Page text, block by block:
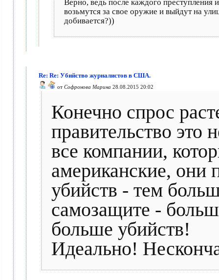
Верно, ведь после каждого преступления
возьмутся за свое оружие и выйдут на
добивается?))
Re: Re: Убийство журналистов в США.
от Софронова Марина 28.08.2015 20:02
Конечно спрос
правительство это
все компании,
американские, они
убийств - тем
самозащите -
больше убийств!
Идеально!